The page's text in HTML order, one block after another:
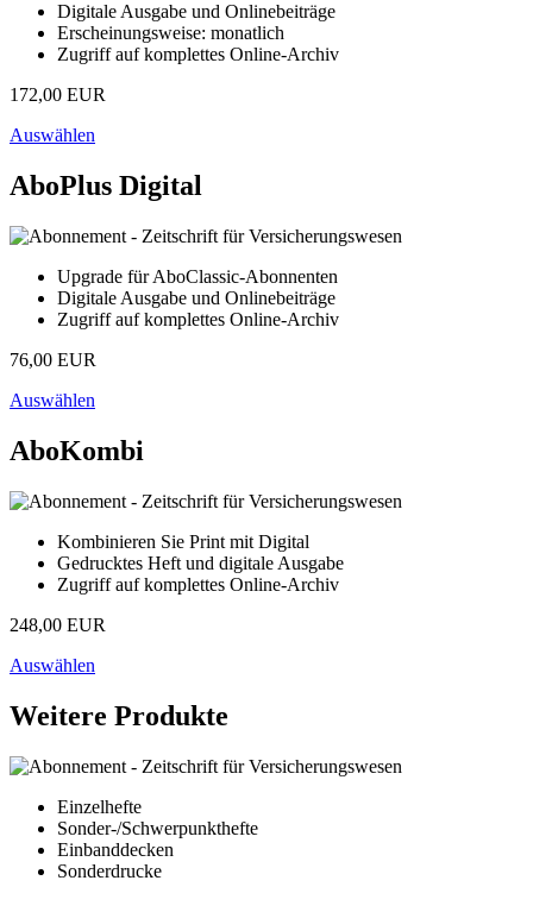
Digitale Ausgabe und Onlinebeiträge
Erscheinungsweise: monatlich
Zugriff auf komplettes Online-Archiv
172,00 EUR
Auswählen
AboPlus Digital
Upgrade für AboClassic-Abonnenten
Digitale Ausgabe und Onlinebeiträge
Zugriff auf komplettes Online-Archiv
76,00 EUR
Auswählen
AboKombi
Kombinieren Sie Print mit Digital
Gedrucktes Heft und digitale Ausgabe
Zugriff auf komplettes Online-Archiv
248,00 EUR
Auswählen
Weitere Produkte
Einzelhefte
Sonder-/Schwerpunkthefte
Einbanddecken
Sonderdrucke